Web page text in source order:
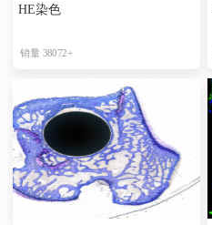
HE染色
销量 38072+